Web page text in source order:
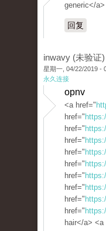
generic</a>
回复
inwavy (未验证)
星期一, 04/22/2019 -
永久连接
opnv
<a href="
href="
href="
href="
href="
href="
href="
href="
href="
href="
hair</a> <a